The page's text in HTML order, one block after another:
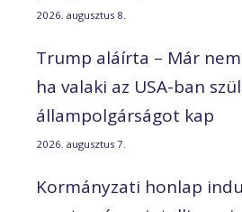
2026. augusztus 8.
Trump aláírta – Már
ha valaki az USA-ban
állampolgárságot kap
2026. augusztus 7.
Kormányzati honlap